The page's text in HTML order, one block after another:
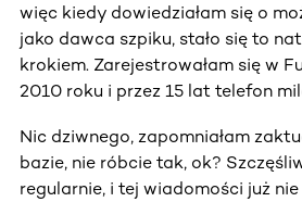
więc kiedy dowiedziałam się o
jako dawca szpiku, stało się to
krokiem. Zarejestrowałam się w
2010 roku i przez 15 lat telefon
Nic dziwnego, zapomniałam
bazie, nie róbcie tak, ok?
regularnie, i tej wiadomości już nie